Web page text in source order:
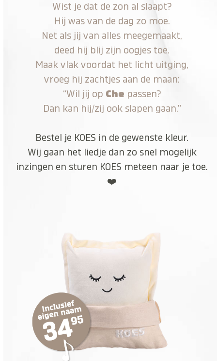
Wist je dat de zon al slaapt?
Hij was van de dag zo moe.
Net als jij van alles meegemaakt,
deed hij blij zijn oogjes toe.
Maak vlak voordat het licht uitging,
vroeg hij zachtjes aan de maan:
“Wil jij op Che passen?
Dan kan hij/zij ook slapen gaan.”
Bestel je KOES in de gewenste kleur.
Wij gaan het liedje dan zo snel mogelijk
inzingen en sturen KOES meteen naar je toe.
❤️